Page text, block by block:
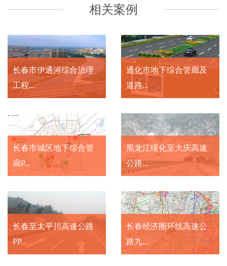
相关案例
长春市伊通河综合治理
工程...
通化市地下综合管廊及
道路...
长春市城区地下综合管
廊P...
黑龙江绥化至大庆高速
公路...
长春至太平川高速公路
PP...
长春经济圈环线高速公
路九...